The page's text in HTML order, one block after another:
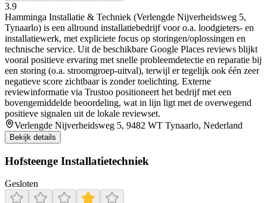
3.9
Hamminga Installatie & Techniek (Verlengde Nijverheidsweg 5,
Tynaarlo) is een allround installatiebedrijf voor o.a. loodgieters- en
installatiewerk, met expliciete focus op storingen/oplossingen en
technische service. Uit de beschikbare Google Places reviews blijkt
vooral positieve ervaring met snelle probleemdetectie en reparatie bij
een storing (o.a. stroomgroep-uitval), terwijl er tegelijk ook één zeer
negatieve score zichtbaar is zonder toelichting. Externe
reviewinformatie via Trustoo positioneert het bedrijf met een
bovengemiddelde beoordeling, wat in lijn ligt met de overwegend
positieve signalen uit de lokale reviewset.
Verlengde Nijverheidsweg 5, 9482 WT Tynaarlo, Nederland
Bekijk details
Hofsteenge Installatietechniek
Gesloten